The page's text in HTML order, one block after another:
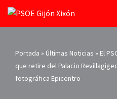
Saltar
contenido
Portada » Últimas Noticias » El
que retire del Palacio
fotográfica Epicentro